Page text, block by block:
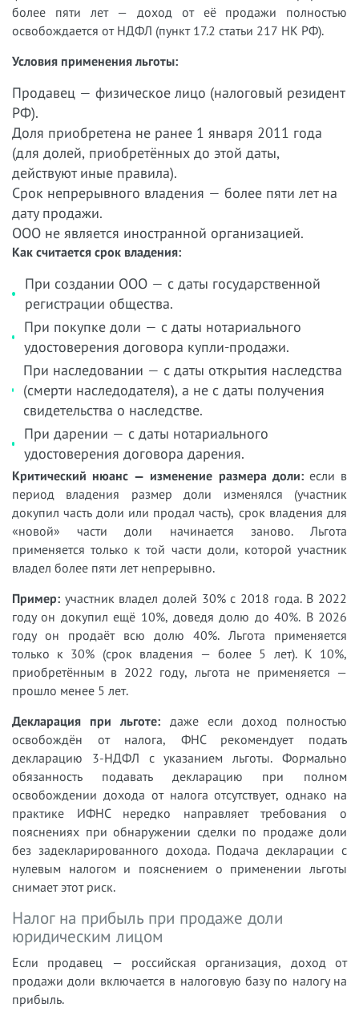
более пяти лет — доход от её продажи полностью
освобождается от НДФЛ (пункт 17.2 статьи 217 НК РФ).
Условия применения льготы:
Продавец — физическое лицо (налоговый резидент
РФ).
Доля приобретена не ранее 1 января 2011 года
(для долей, приобретённых до этой даты,
действуют иные правила).
Срок непрерывного владения — более пяти лет на
дату продажи.
ООО не является иностранной организацией.
Как считается срок владения:
При создании ООО — с даты государственной
регистрации общества.
При покупке доли — с даты нотариального
удостоверения договора купли-продажи.
При наследовании — с даты открытия наследства
(смерти наследодателя), а не с даты получения
свидетельства о наследстве.
При дарении — с даты нотариального
удостоверения договора дарения.
Критический нюанс — изменение размера доли:если в
период владения размер доли изменялся (участник
докупил часть доли или продал часть), срок владения для
«новой» части доли начинается заново. Льгота
применяется только к той части доли, которой участник
владел более пяти лет непрерывно.
Пример: участник владел долей 30% с 2018 года. В 2022
году он докупил ещё 10%, доведя долю до 40%. В 2026
году он продаёт всю долю 40%. Льгота применяется
только к 30% (срок владения — более 5 лет). К 10%,
приобретённым в 2022 году, льгота не применяется —
прошло менее 5 лет.
Декларация при льготе: даже если доход полностью
освобождён от налога, ФНС рекомендует подать
декларацию 3-НДФЛ с указанием льготы. Формально
обязанность подавать декларацию при полном
освобождении дохода от налога отсутствует, однако на
практике ИФНС нередко направляет требования о
пояснениях при обнаружении сделки по продаже доли
без задекларированного дохода. Подача декларации с
нулевым налогом и пояснением о применении льготы
снимает этот риск.
Налог на прибыль при продаже доли
юридическим лицом
Если продавец — российская организация, доход от
продажи доли включается в налоговую базу по налогу на
прибыль.